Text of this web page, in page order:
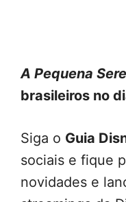
A Pequena
brasileiros no
Siga o Guia
sociais e fique
novidades e